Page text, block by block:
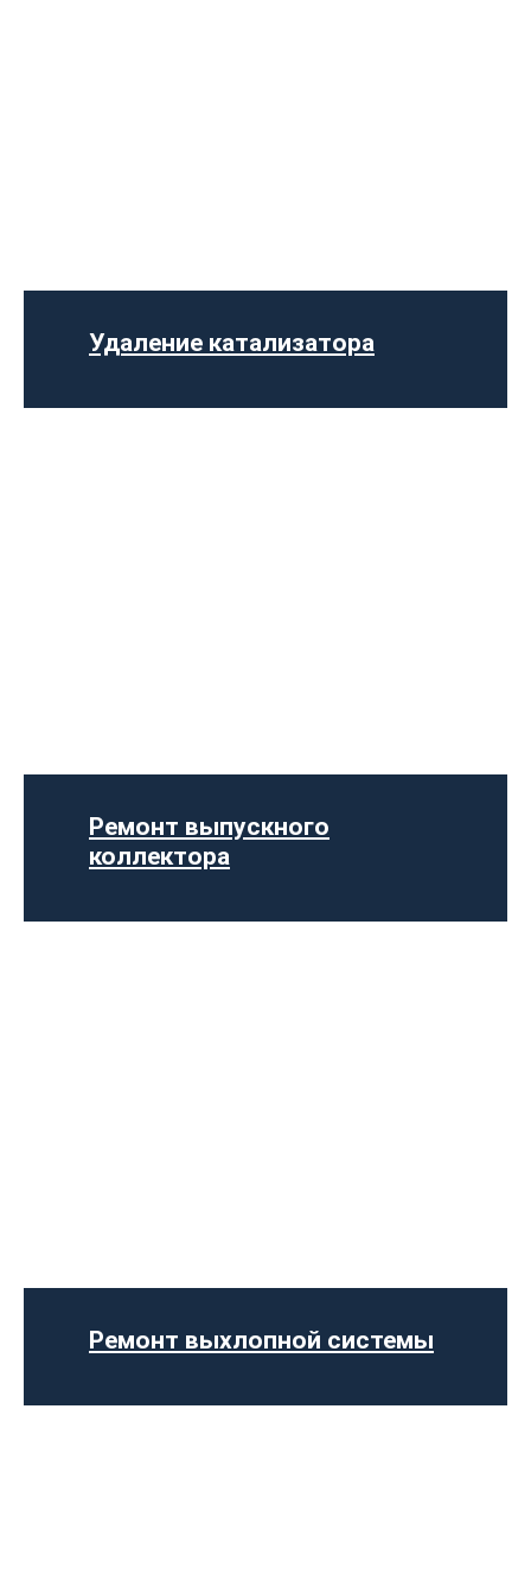
Удаление катализатора
Замена резонатора
Ремонт выпускного
коллектора
Установка глушителя
Замена гофры глушителя
Ремонт выхлопной системы
Установка электронных заслонок